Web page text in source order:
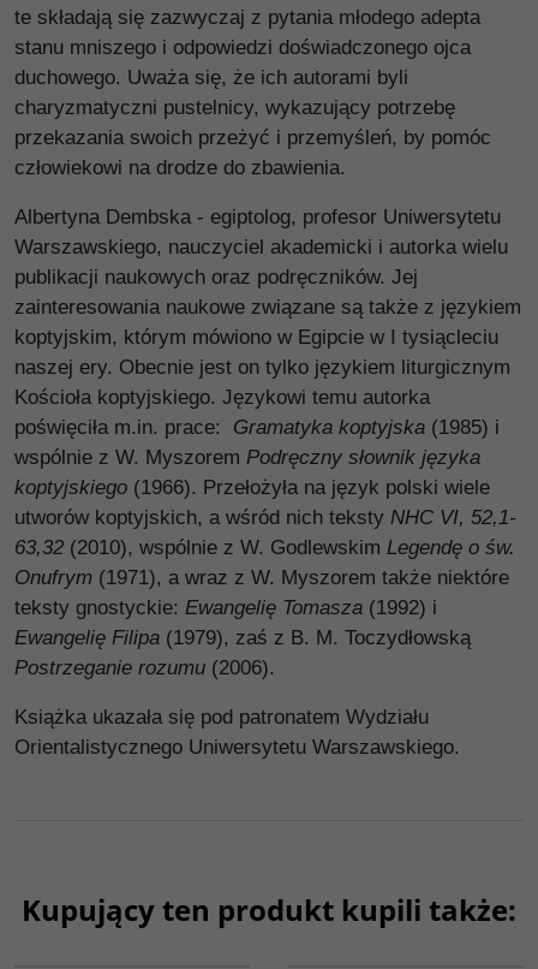
te składają się zazwyczaj z pytania młodego adepta
stanu mniszego i odpowiedzi doświadczonego ojca
duchowego. Uważa się, że ich autorami byli
charyzmatyczni pustelnicy, wykazujący potrzebę
przekazania swoich przeżyć i przemyśleń, by pomóc
człowiekowi na drodze do zbawienia.
Albertyna Dembska - egiptolog, profesor Uniwersytetu
Warszawskiego, nauczyciel akademicki i autorka wielu
publikacji naukowych oraz podręczników. Jej
zainteresowania naukowe związane są także z językiem
koptyjskim, którym mówiono w Egipcie w I tysiącleciu
naszej ery. Obecnie jest on tylko językiem liturgicznym
Kościoła koptyjskiego. Językowi temu autorka
poświęciła m.in. prace: Gramatyka koptyjska (1985) i
wspólnie z W. Myszorem Podręczny słownik języka
koptyjskiego (1966). Przełożyła na język polski wiele
utworów koptyjskich, a wśród nich teksty NHC VI, 52,1-
63,32 (2010), wspólnie z W. Godlewskim Legendę o św.
Onufrym (1971), a wraz z W. Myszorem także niektóre
teksty gnostyckie: Ewangelię Tomasza (1992) i
Ewangelię Filipa (1979), zaś z B. M. Toczydłowską
Postrzeganie rozumu (2006).
Książka ukazała się pod patronatem Wydziału
Orientalistycznego Uniwersytetu Warszawskiego.
Kupujący ten produkt kupili także: